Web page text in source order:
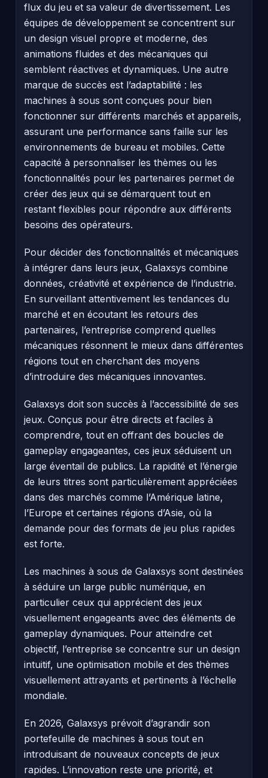
flux du jeu et sa valeur de divertissement. Les
équipes de développement se concentrent sur
un design visuel propre et moderne, des
animations fluides et des mécaniques qui
semblent réactives et dynamiques. Une autre
marque de succès est l’adaptabilité : les
machines à sous sont conçues pour bien
fonctionner sur différents marchés et appareils,
assurant une performance sans faille sur les
environnements de bureau et mobiles. Cette
capacité à personnaliser les thèmes ou les
fonctionnalités pour les partenaires permet de
créer des jeux qui se démarquent tout en
restant flexibles pour répondre aux différents
besoins des opérateurs.
Pour décider des fonctionnalités et mécaniques
à intégrer dans leurs jeux, Galaxsys combine
données, créativité et expérience de l’industrie.
En surveillant attentivement les tendances du
marché et en écoutant les retours des
partenaires, l’entreprise comprend quelles
mécaniques résonnent le mieux dans différentes
régions tout en cherchant des moyens
d’introduire des mécaniques innovantes.
Galaxsys doit son succès à l’accessibilité de ses
jeux. Conçus pour être directs et faciles à
comprendre, tout en offrant des boucles de
gameplay engageantes, ces jeux séduisent un
large éventail de publics. La rapidité et l’énergie
de leurs titres sont particulièrement appréciées
dans des marchés comme l’Amérique latine,
l’Europe et certaines régions d’Asie, où la
demande pour des formats de jeu plus rapides
est forte.
Les machines à sous de Galaxsys sont destinées
à séduire un large public numérique, en
particulier ceux qui apprécient des jeux
visuellement engageants avec des éléments de
gameplay dynamiques. Pour atteindre cet
objectif, l’entreprise se concentre sur un design
intuitif, une optimisation mobile et des thèmes
visuellement attrayants et pertinents à l’échelle
mondiale.
En 2026, Galaxsys prévoit d’agrandir son
portefeuille de machines à sous tout en
introduisant de nouveaux concepts de jeux
rapides. L’innovation reste une priorité, et